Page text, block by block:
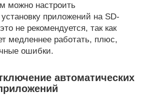
можно настроить
приложений на SD-
не рекомендуется, так как
медленнее работать, плюс,
ошибки.
автоматических